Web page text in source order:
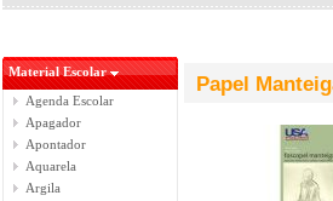
Material Escolar
Agenda Escolar
Apagador
Apontador
Aquarela
Argila
Papel